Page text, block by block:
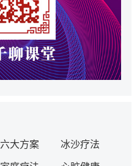
六大方案 冰沙疗法